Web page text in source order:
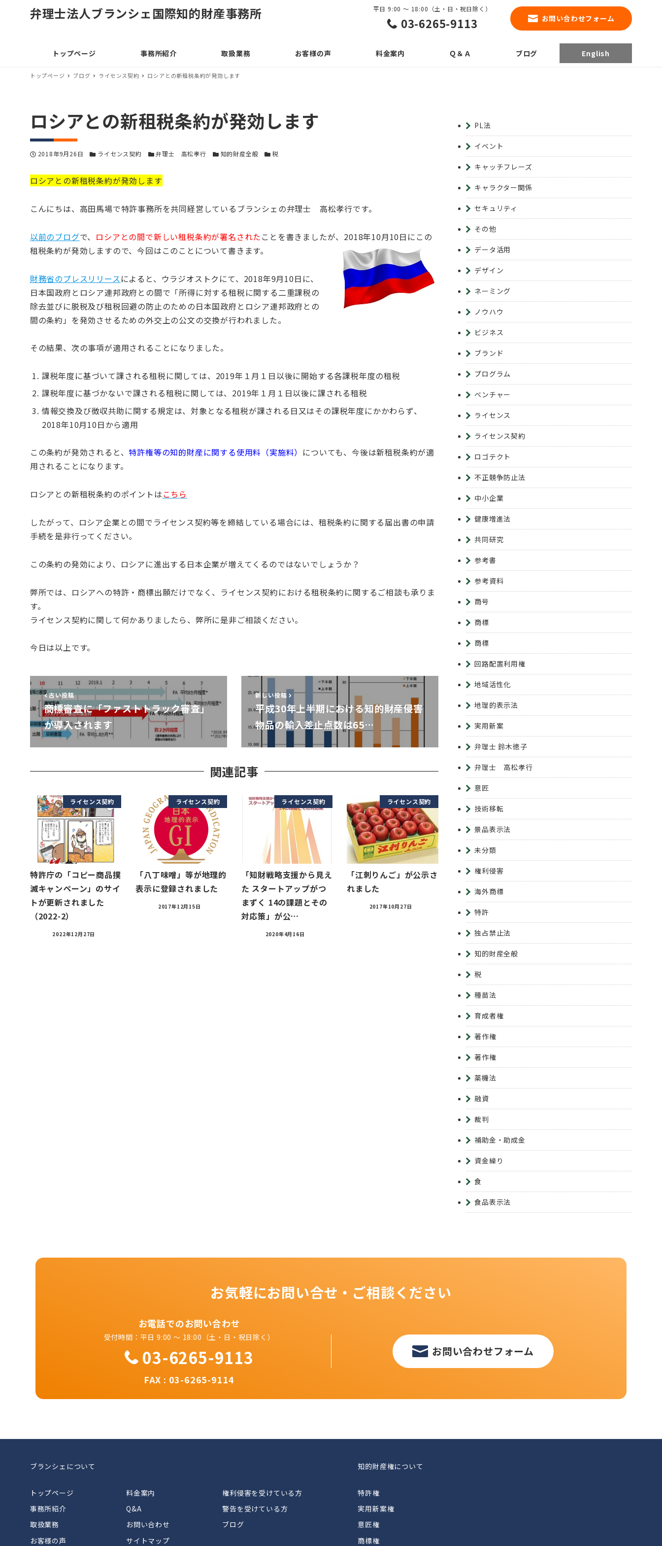
弁理士法人ブランシェ国際知的財産事務所
03-6265-9113
平日 9:00 ～ 18:00（土・日・祝日除く）
お問い合わせフォーム
トップページ 事務所紹介 取扱業務 お客様の声 料金案内 Ｑ＆Ａ ブログ English
トップページ ブログ ライセンス契約 ロシアとの新租税条約が発効します
ロシアとの新租税条約が発効します
投稿日
2018年9月26日 カテゴリー
ライセンス契約 カテゴリー
弁理士 高松孝行 カテゴリー
知的財産全般 カテゴリー
税
ロシアとの新租税条約が発効します
こんにちは、高田馬場で特許事務所を共同経営しているブランシェの弁理士 高松孝行です。
以前のブログで、 ロシアとの間で新しい租税条約が署名された ことを書きましたが、2018年10月10日にこの
租税条約が発効しますので、今回はこのことについて書きます。
財務省のプレスリリース によると、ウラジオストクにて、2018年9月10日に、
日本国政府とロシア連邦政府との間で「所得に対する租税に関する二重課税の
除去並びに脱税及び租税回避の防止のための日本国政府とロシア連邦政府との
間の条約」を発効させるための外交上の公文の交換が行われました。
その結果、次の事項が適用されることになりました。
課税年度に基づいて課される租税に関しては、2019年１月１日以後に開始する各課税年度の租税
課税年度に基づかないで課される租税に関しては、2019年１月１日以後に課される租税
情報交換及び徴収共助に関する規定は、対象となる租税が課される日又はその課税年度にかかわらず、
2018年10月10日から適用
この条約が発効されると、 特許権等の知的財産に関する使用料（実施料） についても、今後は新租税条約が適
用されることになります。
ロシアとの新租税条約のポイントはこちら
したがって、ロシア企業との間でライセンス契約等を締結している場合には、租税条約に関する届出書の申請
手続を是非行ってください。
この条約の発効により、ロシアに進出する日本企業が増えてくるのではないでしょうか？
弊所では、ロシアへの特許・商標出願だけでなく、ライセンス契約における租税条約に関するご相談も承りま
す。
ライセンス契約に関して何かありましたら、弊所に是非ご相談ください。
今日は以上です。
古い投稿
商標審査に「ファストトラック審査」
が導入されます
新しい投稿
平成30年上半期における知的財産侵害
物品の輸入差止点数は65…
関連記事
ライセンス契約
特許庁の「コピー商品撲
滅キャンペーン」のサイ
トが更新されました
（2022-2）
2022年12月27日
ライセンス契約
「八丁味噌」等が地理的
表示に登録されました
2017年12月15日
ライセンス契約
「知財戦略支援から見え
た スタートアップがつ
まずく 14の課題とその
対応策」が公…
2020年4月16日
ライセンス契約
「江刺りんご」が公示さ
れました
2017年10月27日
PL法
イベント
キャッチフレーズ
キャラクター関係
セキュリティ
その他
データ活用
デザイン
ネーミング
ノウハウ
ビジネス
ブランド
プログラム
ベンチャー
ライセンス
ライセンス契約
ロゴテクト
不正競争防止法
中小企業
健康増進法
共同研究
参考書
参考資料
商号
商標
商標
回路配置利用権
地域活性化
地理的表示法
実用新案
弁理士 鈴木徳子
弁理士 高松孝行
意匠
技術移転
景品表示法
未分類
権利侵害
海外商標
特許
独占禁止法
知的財産全般
税
種苗法
育成者権
著作権
著作権
薬機法
融資
裁判
補助金・助成金
資金繰り
食
食品表示法
お気軽にお問い合せ・ご相談ください
お電話でのお問い合わせ
受付時間：平日 9:00 ～ 18:00（土・日・祝日除く）
03-6265-9113
FAX : 03-6265-9114
お問い合わせフォーム
ブランシェについて
トップページ
事務所紹介
取扱業務
お客様の声
料金案内
Q&A
お問い合わせ
サイトマップ
権利侵害を受けている方
警告を受けている方
ブログ
知的財産権について
特許権
実用新案権
意匠権
商標権